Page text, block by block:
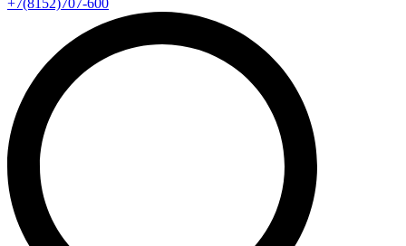
+7(8152)707-600